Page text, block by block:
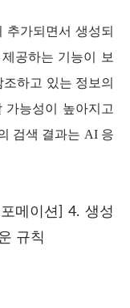
가되면서 생성되
공하는 기능이 보
하고 있는 정보의
능성이 높아지고
검색 결과는 AI 응